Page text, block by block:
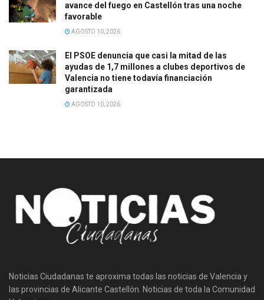
avance del fuego en Castellón tras una noche
favorable
AGOSTO 10, 2026
El PSOE denuncia que casi la mitad de las
ayudas de 1,7 millones a clubes deportivos de
Valencia no tiene todavía financiación
garantizada
AGOSTO 10, 2026
Noticias Ciudadanas te aproxima todas las noticias de Valencia y
las provincias de Alicante Castellón. Noticias de toda la Comunidad